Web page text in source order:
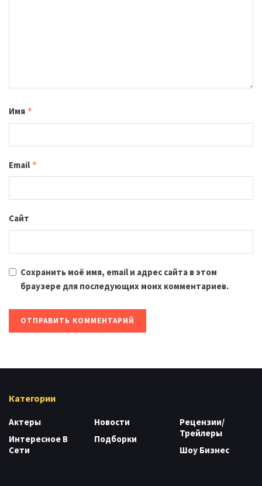
Имя *
Email *
Сайт
Сохранить моё имя, email и адрес сайта в этом
браузере для последующих моих комментариев.
Категории
Актеры
Интересное В
Сети
Новости
Подборки
Рецензии/
Трейлеры
Шоу Бизнес